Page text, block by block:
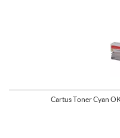
Cartus Toner Cyan